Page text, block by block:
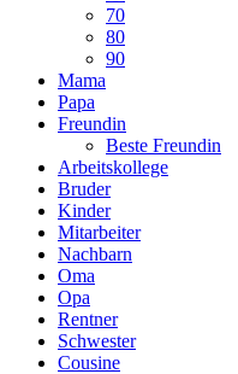
70
80
90
Mama
Papa
Freundin
Beste Freundin
Arbeitskollege
Bruder
Kinder
Mitarbeiter
Nachbarn
Oma
Opa
Rentner
Schwester
Cousine